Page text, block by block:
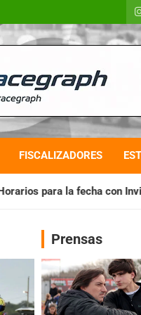
FISCALIZADORES
Invitados RMC
Prensas